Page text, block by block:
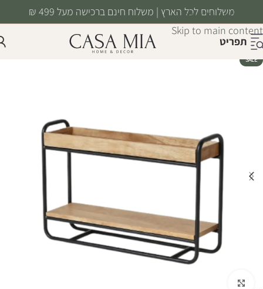
Skip to navigation
Skip to main content
משלוחים לכל הארץ | משלוח חינם ברכישה מעל 499 ₪
תפריט
SALE